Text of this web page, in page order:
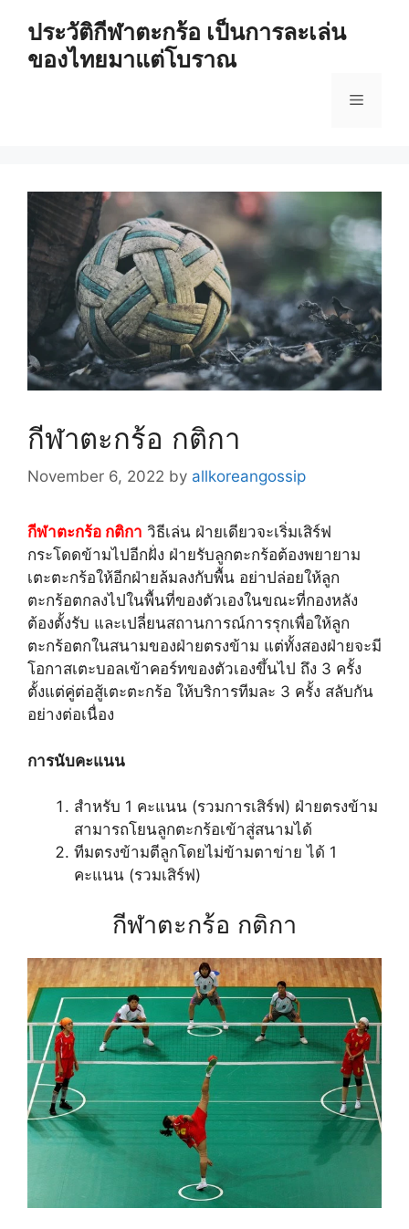
content
ประวัติกีฬาตะกร้อ เป็นการละเล่น
ของไทยมาแต่โบราณ
Menu
กีฬาตะกร้อ กติกา
November 6, 2022 by allkoreangossip
กีฬาตะกร้อ กติกา วิธีเล่น ฝ่ายเดียวจะเริ่มเสิร์ฟ
กระโดดข้ามไปอีกฝั่ง ฝ่ายรับลูกตะกร้อต้องพยายาม
เตะตะกร้อให้อีกฝ่ายล้มลงกับพื้น อย่าปล่อยให้ลูก
ตะกร้อตกลงไปในพื้นที่ของตัวเองในขณะที่กองหลัง
ต้องตั้งรับ และเปลี่ยนสถานการณ์การรุกเพื่อให้ลูก
ตะกร้อตกในสนามของฝ่ายตรงข้าม แต่ทั้งสองฝ่ายจะมี
โอกาสเตะบอลเข้าคอร์ทของตัวเองขึ้นไป ถึง 3 ครั้ง
ตั้งแต่คู่ต่อสู้เตะตะกร้อ ให้บริการทีมละ 3 ครั้ง สลับกัน
อย่างต่อเนื่อง
การนับคะแนน
สำหรับ 1 คะแนน (รวมการเสิร์ฟ) ฝ่ายตรงข้าม
สามารถโยนลูกตะกร้อเข้าสู่สนามได้
ทีมตรงข้ามตีลูกโดยไม่ข้ามตาข่าย ได้ 1
คะแนน (รวมเสิร์ฟ)
กีฬาตะกร้อ กติกา